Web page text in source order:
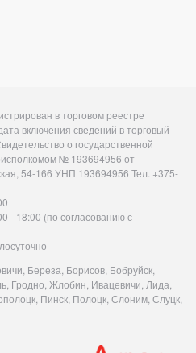
в торговом реестре
включения сведений в торговый
о государственной
№ 193694956 от
54-166 УНП 193694956 Тел. +375-
- 18:00 (по согласованию с
Береза, Борисов, Бобруйск,
Гродно, Жлобин, Ивацевичи, Лида,
Пинск, Полоцк, Слоним, Слуцк,